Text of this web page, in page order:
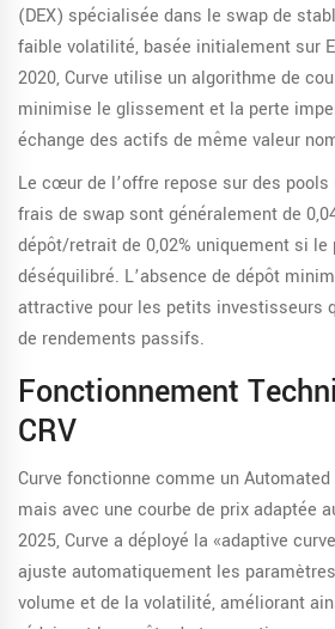
(DEX) spécialisée dans le swap de
faible volatilité, basée initialement sur
2020, Curve utilise un algorithme de
minimise le glissement et la perte
échange des actifs de même valeur
Le cœur de l’offre repose sur des
frais de swap sont généralement de
dépôt/retrait de 0,02% uniquement si le
déséquilibré. L’absence de dépôt
attractive pour les petits investisseurs
de rendements passifs.
Fonctionnement
CRV
Curve fonctionne comme un
mais avec une courbe de prix adaptée
2025, Curve a déployé la «adaptive
ajuste automatiquement les
volume et de la volatilité, améliorant